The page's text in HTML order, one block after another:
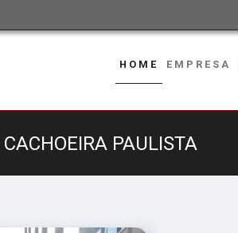
HOME EMPRESA
PAULISTA